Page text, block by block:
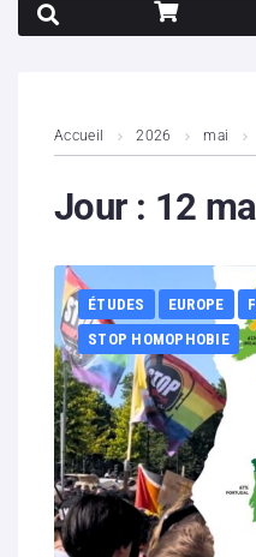
Boutique
Partenaires
Contacts
Hébergement solidaire
Accueil 2026 mai
Jour : 12
ÉTUDES EUROPE
STOP HOMOPHOBIE